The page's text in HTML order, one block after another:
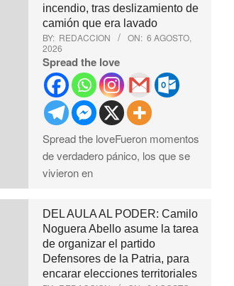
incendio, tras deslizamiento de
camión que era lavado
BY: REDACCION ON: 6 AGOSTO,
2026
Spread the love
Spread the loveFueron momentos
de verdadero pánico, los que se
vivieron en
DEL AULA AL PODER: Camilo
Noguera Abello asume la tarea
de organizar el partido
Defensores de la Patria, para
encarar elecciones territoriales